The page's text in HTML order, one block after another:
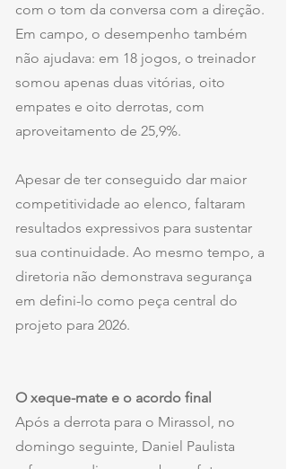
com o tom da conversa com a direção.
Em campo, o desempenho também
não ajudava: em 18 jogos, o treinador
somou apenas duas vitórias, oito
empates e oito derrotas, com
aproveitamento de 25,9%.
Apesar de ter conseguido dar maior
competitividade ao elenco, faltaram
resultados expressivos para sustentar
sua continuidade. Ao mesmo tempo, a
diretoria não demonstrava segurança
em defini-lo como peça central do
projeto para 2026.
O xeque-mate e o acordo final
Após a derrota para o Mirassol, no
domingo seguinte, Daniel Paulista